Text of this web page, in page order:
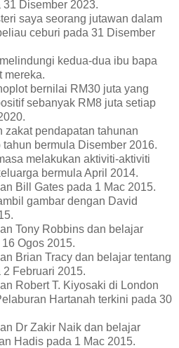
Disember 2023.
saya seorang jutawan dalam
ceburi pada 31 Disember
kedua-dua ibu bapa
mereka.
bernilai RM30 juta yang
sebanyak RM8 juta setiap
zakat pendapatan tahunan
bermula Disember 2016.
melakukan aktiviti-aktiviti
bermula April 2014.
Bill Gates pada 1 Mac 2015.
gambar dengan David
Tony Robbins dan belajar
Ogos 2015.
Brian Tracy dan belajar tentang
Februari 2015.
Robert T. Kiyosaki di London
Hartanah terkini pada 30
Dr Zakir Naik dan belajar
Hadis pada 1 Mac 2015.